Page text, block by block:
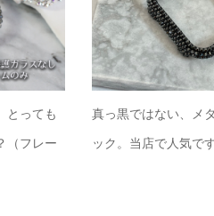
とっても
（フレー
真っ黒ではない、メ
ック。当店で人気で